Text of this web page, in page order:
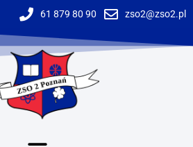
61 879 80 90 zso2@zso2.pl